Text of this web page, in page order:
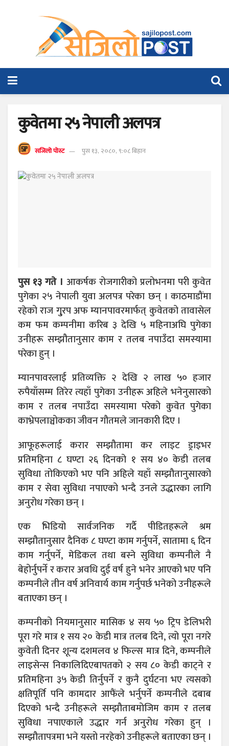
कुवेतमा २५ नेपाली अलपत्र
सजिलो पोस्ट पुस १३, २०८०, ९:०८ बिहान
पुस १३ गते । आकर्षक रोजगारीको प्रलोभनमा परी कुवेत
पुगेका २५ नेपाली युवा अलपत्र परेका छन् । काठमाडौंमा
रहेको राज गु्रप अफ म्यानपावरमार्फत् कुवेतको तावासेल
कम फम कम्पनीमा करिब ३ देखि ५ महिनाअघि पुगेका
उनीहरू सम्झौतानुसार काम र तलब नपाउँदा समस्यामा
परेका हुन् ।
म्यानपावरलाई प्रतिव्यक्ति २ देखि २ लाख ५० हजार
रुपैयाँसम्म तिरेर त्यहाँ पुगेका उनीहरू अहिले भनेनुसारको
काम र तलब नपाउँदा समस्यामा परेको कुवेत पुगेका
काभ्रेपलाञ्चोकका जीवन गौतमले जानकारी दिए ।
आफूहरूलाई करार सम्झौतामा कर लाइट ड्राइभर
प्रतिमहिना ८ घण्टा २६ दिनको १ सय ४० केडी तलब
सुविधा तोकिएको भए पनि अहिले यहाँ सम्झौतानुसारको
काम र सेवा सुविधा नपाएको भन्दै उनले उद्धारका लागि
अनुरोध गरेका छन् ।
एक भिडियो सार्वजनिक गर्दै पीडितहरूले श्रम
सम्झौतानुसार दैनिक ८ घण्टा काम गर्नुपर्ने, सातामा ६ दिन
काम गर्नुपर्ने, मेडिकल तथा बस्ने सुविधा कम्पनीले नै
बेहोर्नुपर्ने र करार अवधि दुई वर्ष हुने भनेर आएको भए पनि
कम्पनीले तीन वर्ष अनिवार्य काम गर्नुपर्छ भनेको उनीहरूले
बताएका छन् ।
कम्पनीको नियमानुसार मासिक ४ सय ५० ट्रिप डेलिभरी
पूरा गरे मात्र १ सय २० केडी मात्र तलब दिने, त्यो पूरा नगरे
कुवेती दिनर शून्य दशमलव ४ फिल्स मात्र दिने, कम्पनीले
लाइसेन्स निकालिदिएबापतको २ सय ८० केडी काट्ने र
प्रतिमहिना ३५ केडी तिर्नुपर्ने र कुनै दुर्घटना भए त्यसको
क्षतिपूर्ति पनि कामदार आफैंले भर्नुपर्ने कम्पनीले दबाब
दिएको भन्दै उनीहरूले सम्झौताबमोजिम काम र तलब
सुविधा नपाएकाले उद्धार गर्न अनुरोध गरेका हुन् ।
सम्झौतापत्रमा भने यस्तो नरहेको उनीहरूले बताएका छन् ।